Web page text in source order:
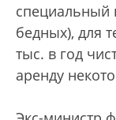
специальный
бедных), для
тыс. в год
аренду